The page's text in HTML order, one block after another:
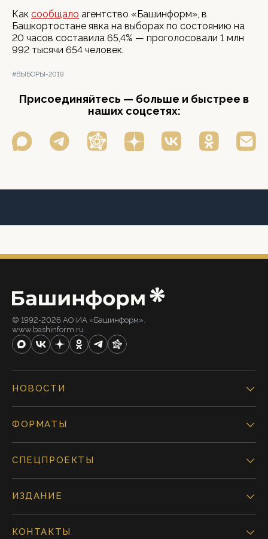
Как сообщало агентство «Башинформ», в
Башкортостане явка на выборах по состоянию на
20 часов составила 65,4% — проголосовали 1 млн
992 тысячи 654 человек.
#ВЫБОРЫ-2019
Присоединяйтесь — больше и быстрее в
наших соцсетях:
© 1992-2026 АО ИА «Башинформ».
www.bashinform.ru
НОВОСТИ
ФОРМАТЫ
СПЕЦПРОЕКТЫ
ИЗДАНИЕ
КОНТАКТЫ